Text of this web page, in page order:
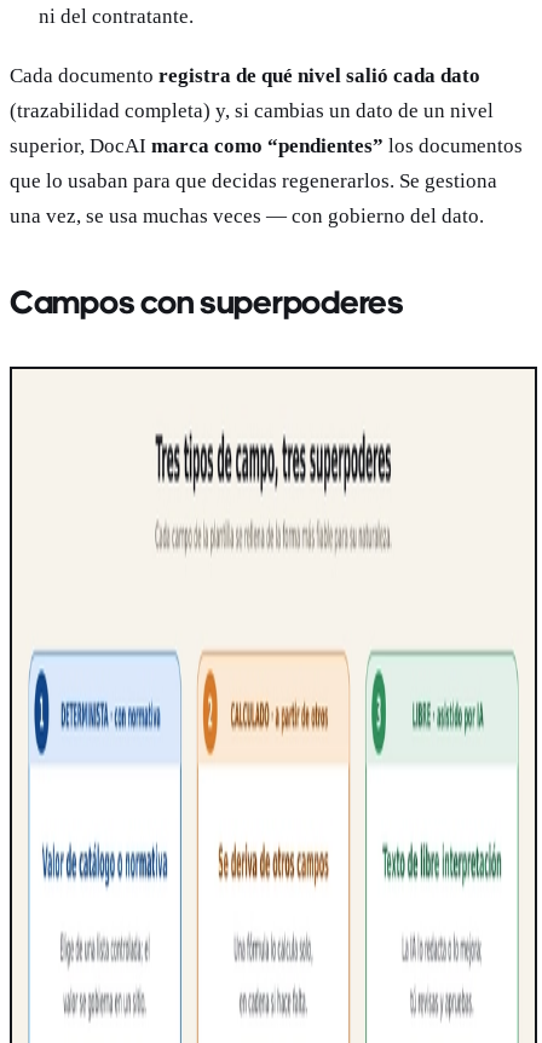
ni del contratante.
Cada documento registra de qué nivel salió cada dato
(trazabilidad completa) y, si cambias un dato de un nivel
superior, DocAI marca como “pendientes” los documentos
que lo usaban para que decidas regenerarlos. Se gestiona
una vez, se usa muchas veces — con gobierno del dato.
Campos con superpoderes